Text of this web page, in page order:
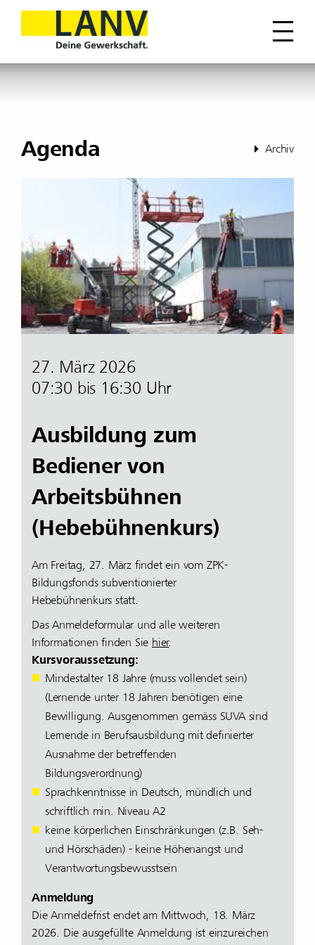
Agenda Archiv
27. März 2026
07:30 bis 16:30 Uhr
Ausbildung zum
Bediener von
Arbeitsbühnen
(Hebebühnenkurs)
Am Freitag, 27. März findet ein vom ZPK-
Bildungsfonds subventionierter
Hebebühnenkurs statt.
Das Anmeldeformular und alle weiteren
Informationen finden Sie hier.
Kursvoraussetzung:
Mindestalter 18 Jahre (muss vollendet sein)
(Lernende unter 18 Jahren benötigen eine
Bewilligung. Ausgenommen gemäss SUVA sind
Lernende in Berufsausbildung mit definierter
Ausnahme der betreffenden
Bildungsverordnung)
Sprachkenntnisse in Deutsch, mündlich und
schriftlich min. Niveau A2
keine körperlichen Einschränkungen (z.B. Seh-
und Hörschäden) - keine Höhenangst und
Verantwortungsbewusstsein
Anmeldung
Die Anmeldefrist endet am Mittwoch, 18. März
2026. Die ausgefüllte Anmeldung ist einzureichen